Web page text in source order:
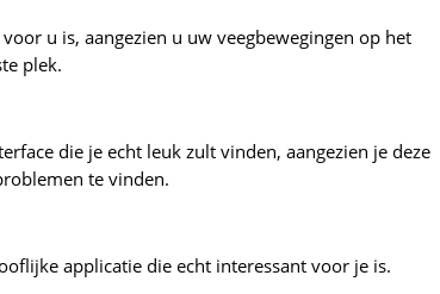
u is, aangezien u uw veegbewegingen op het
plek.
die je echt leuk zult vinden, aangezien je deze
te vinden.
applicatie die echt interessant voor je is.